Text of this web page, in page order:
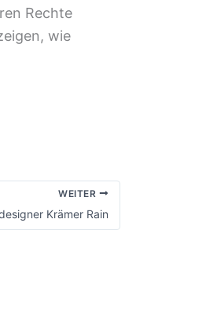
Rechte
wie
WEITER
Krämer Rain